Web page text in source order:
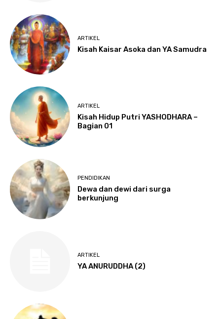
ARTIKEL
Kisah Kaisar Asoka dan YA Samudra
ARTIKEL
Kisah Hidup Putri YASHODHARA –
Bagian 01
PENDIDIKAN
Dewa dan dewi dari surga
berkunjung
ARTIKEL
YA ANURUDDHA (2)